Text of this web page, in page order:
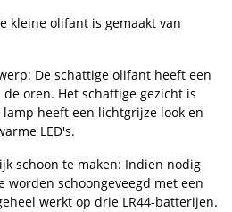
kleine olifant is gemaakt van
De schattige olifant heeft een
oren. Het schattige gezicht is
heeft een lichtgrijze look en
LED's.
schoon te maken: Indien nodig
worden schoongeveegd met een
werkt op drie LR44-batterijen.